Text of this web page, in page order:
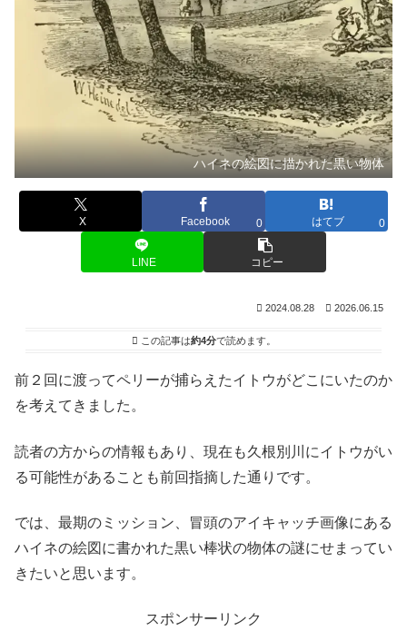
ハイネの絵図に描かれた黒い物体
X Facebook 0 はてブ 0
LINE コピー
2024.08.28 2026.06.15
この記事は約4分で読めます。
前２回に渡ってペリーが捕らえたイトウがどこにいたのか
を考えてきました。
読者の方からの情報もあり、現在も久根別川にイトウがい
る可能性があることも前回指摘した通りです。
では、最期のミッション、冒頭のアイキャッチ画像にある
ハイネの絵図に書かれた黒い棒状の物体の謎にせまってい
きたいと思います。
スポンサーリンク